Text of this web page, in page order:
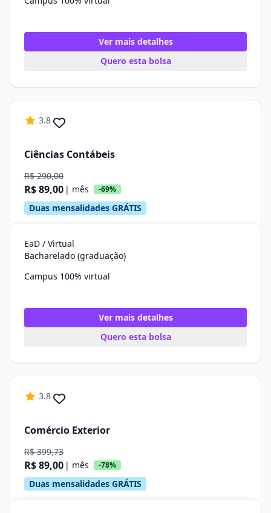
Ver mais detalhes
Quero esta bolsa
3.8
Ciências Contábeis
R$ 290,00
R$ 89,00 | mês -69%
Duas mensalidades GRÁTIS
EaD / Virtual
Bacharelado (graduação)
Campus 100% virtual
Ver mais detalhes
Quero esta bolsa
3.8
Comércio Exterior
R$ 399,73
R$ 89,00 | mês -78%
Duas mensalidades GRÁTIS